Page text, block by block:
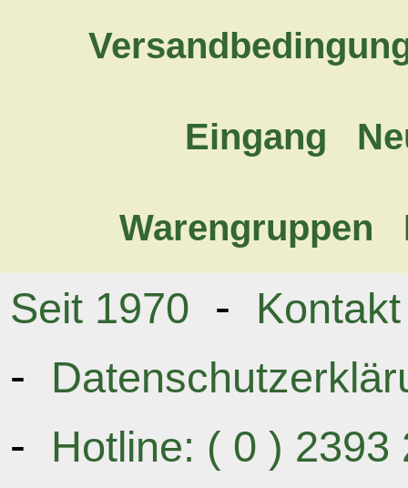
Eingang
Warengruppen
Seit 1970 - Kontakt
-
- Hotline: ( 0 )